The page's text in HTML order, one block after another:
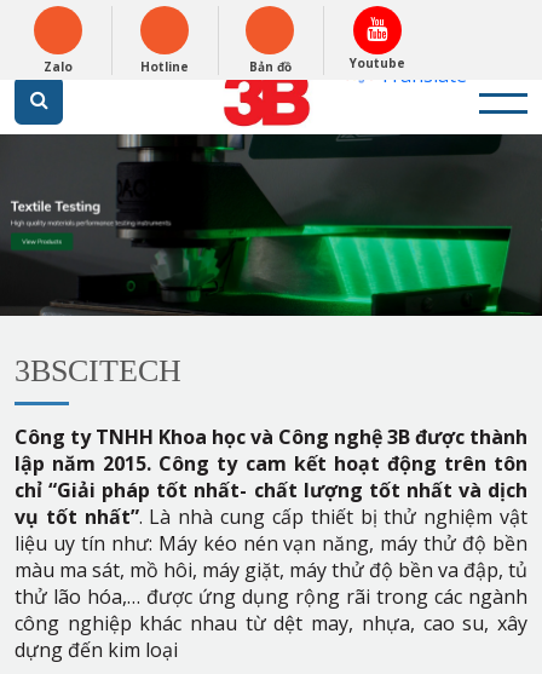
Powered by
Translate
English
0948279988
3BSCITECH
Công ty TNHH Khoa học và Công nghệ 3B được thành
lập năm 2015. Công ty cam kết hoạt động trên tôn
chỉ “Giải pháp tốt nhất- chất lượng tốt nhất và dịch
vụ tốt nhất”. Là nhà cung cấp thiết bị thử nghiệm vật
liệu uy tín như: Máy kéo nén vạn năng, máy thử độ bền
màu ma sát, mồ hôi, máy giặt, máy thử độ bền va đập, tủ
thử lão hóa,… được ứng dụng rộng rãi trong các ngành
công nghiệp khác nhau từ dệt may, nhựa, cao su, xây
dựng đến kim loại
Zalo Hotline Bản đồ Youtube